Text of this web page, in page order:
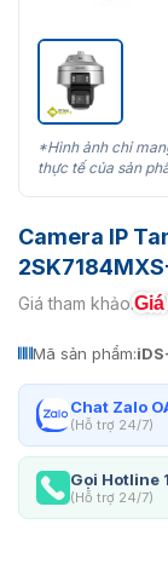
*Hình ảnh chỉ
thực tế của sản
Camera IP
Giá tham khảo:
Mã sản phẩm:
Chat Zalo
(Hỗ trợ 24/7)
Gọi Hotline 1
(Hỗ trợ 24/7)